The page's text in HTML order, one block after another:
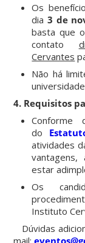
Os
dia3 de
basta que
contato
Cervantes
Não há
4. Requisitos
do
atividades
vantagens,
estar
Os
Instituto
Dúvidas
mail: